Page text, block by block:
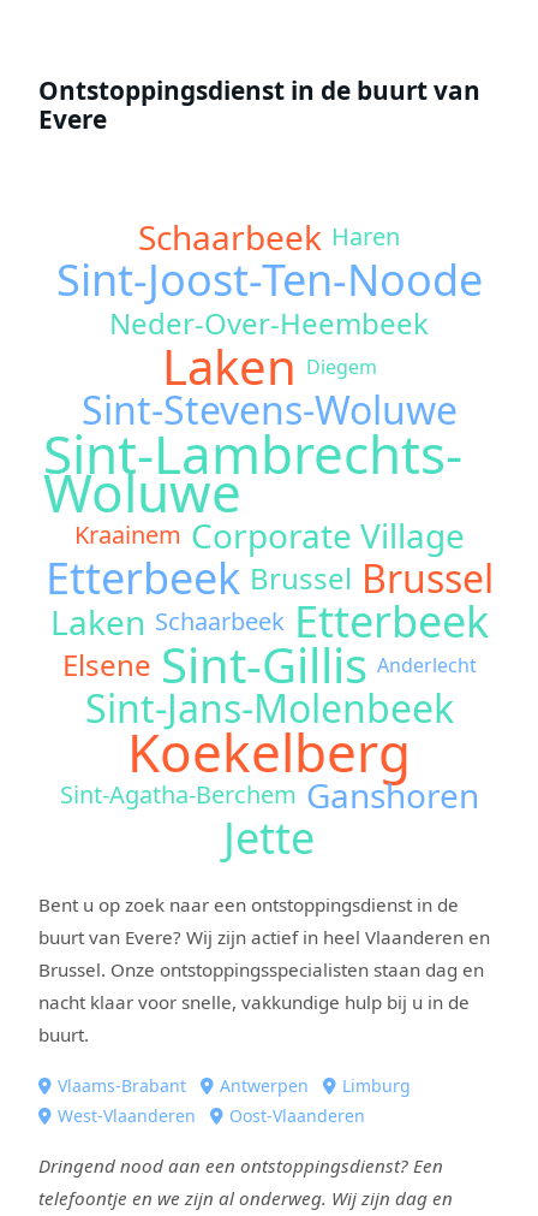
Ontstoppingsdienst in de buurt van
Evere
Schaarbeek Haren
Sint-Joost-Ten-Noode
Neder-Over-Heembeek
Laken Diegem
Sint-Stevens-Woluwe
Sint-Lambrechts-
Woluwe
Kraainem Corporate Village
Etterbeek Brussel Brussel
Laken Schaarbeek Etterbeek
Elsene Sint-Gillis Anderlecht
Sint-Jans-Molenbeek
Koekelberg
Sint-Agatha-Berchem Ganshoren
Jette
Bent u op zoek naar een ontstoppingsdienst in de
buurt van Evere? Wij zijn actief in heel Vlaanderen en
Brussel. Onze ontstoppingsspecialisten staan dag en
nacht klaar voor snelle, vakkundige hulp bij u in de
buurt.
Vlaams-Brabant Antwerpen
Limburg
West-Vlaanderen
Oost-Vlaanderen
Dringend nood aan een ontstoppingsdienst? Een
telefoontje en we zijn al onderweg. Wij zijn dag en